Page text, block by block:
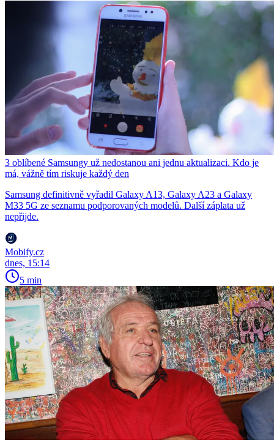
3 oblíbené Samsungy už nedostanou ani jednu aktualizaci. Kdo je
má, vážně tím riskuje každý den
Samsung definitivně vyřadil Galaxy A13, Galaxy A23 a Galaxy
M33 5G ze seznamu podporovaných modelů. Další záplata už
nepřijde.
Mobify.cz
dnes, 15:14
5 min